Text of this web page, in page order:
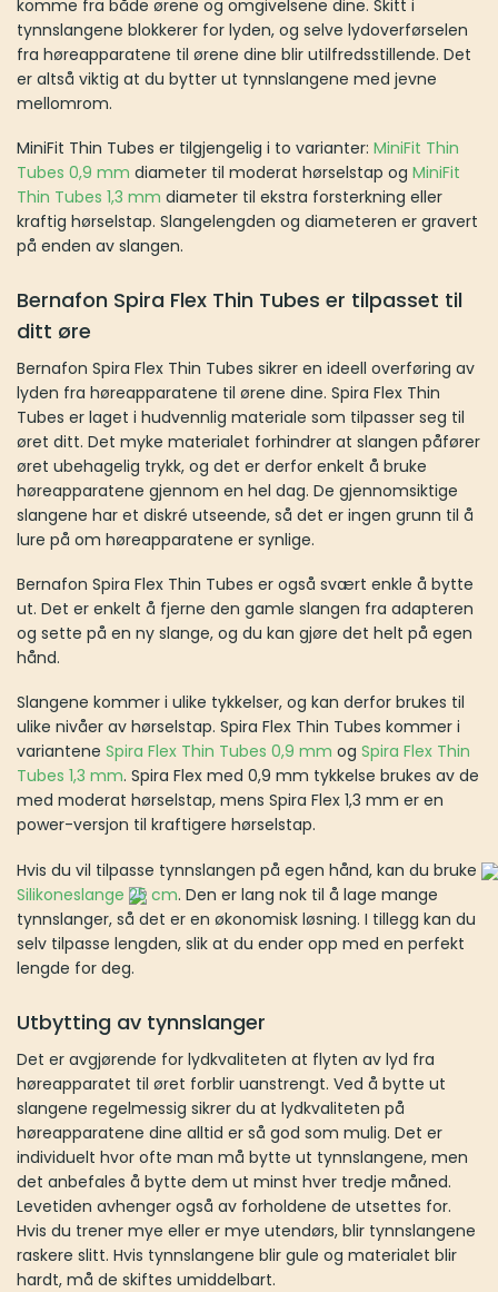
komme fra både ørene og omgivelsene dine. Skitt i
tynnslangene blokkerer for lyden, og selve lydoverførselen
fra høreapparatene til ørene dine blir utilfredsstillende. Det
er altså viktig at du bytter ut tynnslangene med jevne
mellomrom.
MiniFit Thin Tubes er tilgjengelig i to varianter: MiniFit Thin
Tubes 0,9 mm diameter til moderat hørselstap og MiniFit
Thin Tubes 1,3 mm diameter til ekstra forsterkning eller
kraftig hørselstap. Slangelengden og diameteren er gravert
på enden av slangen.
Bernafon Spira Flex Thin Tubes er tilpasset til
ditt øre
Bernafon Spira Flex Thin Tubes sikrer en ideell overføring av
lyden fra høreapparatene til ørene dine. Spira Flex Thin
Tubes er laget i hudvennlig materiale som tilpasser seg til
øret ditt. Det myke materialet forhindrer at slangen påfører
øret ubehagelig trykk, og det er derfor enkelt å bruke
høreapparatene gjennom en hel dag. De gjennomsiktige
slangene har et diskré utseende, så det er ingen grunn til å
lure på om høreapparatene er synlige.
Bernafon Spira Flex Thin Tubes er også svært enkle å bytte
ut. Det er enkelt å fjerne den gamle slangen fra adapteren
og sette på en ny slange, og du kan gjøre det helt på egen
hånd.
Slangene kommer i ulike tykkelser, og kan derfor brukes til
ulike nivåer av hørselstap. Spira Flex Thin Tubes kommer i
variantene Spira Flex Thin Tubes 0,9 mm og Spira Flex Thin
Tubes 1,3 mm. Spira Flex med 0,9 mm tykkelse brukes av de
med moderat hørselstap, mens Spira Flex 1,3 mm er en
power-versjon til kraftigere hørselstap.
Hvis du vil tilpasse tynnslangen på egen hånd, kan du bruke
Silikoneslange 25 cm. Den er lang nok til å lage mange
tynnslanger, så det er en økonomisk løsning. I tillegg kan du
selv tilpasse lengden, slik at du ender opp med en perfekt
lengde for deg.
Utbytting av tynnslanger
Det er avgjørende for lydkvaliteten at flyten av lyd fra
høreapparatet til øret forblir uanstrengt. Ved å bytte ut
slangene regelmessig sikrer du at lydkvaliteten på
høreapparatene dine alltid er så god som mulig. Det er
individuelt hvor ofte man må bytte ut tynnslangene, men
det anbefales å bytte dem ut minst hver tredje måned.
Levetiden avhenger også av forholdene de utsettes for.
Hvis du trener mye eller er mye utendørs, blir tynnslangene
raskere slitt. Hvis tynnslangene blir gule og materialet blir
hardt, må de skiftes umiddelbart.